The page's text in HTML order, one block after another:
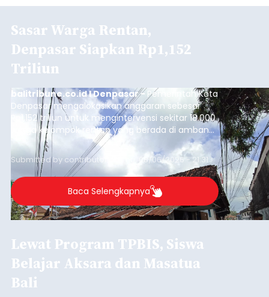
Sasar Warga Rentan,
Denpasar Siapkan Rp1,152
Triliun
balitribune.co.id I Denpasar - Pemerintah Kota
Denpasar mengalokasikan anggaran sebesar
Rp1,152 triliun untuk mengintervensi sekitar 18.000
warga kelompok rentan yang berada di ambang
garis kemiskinan. Langkah strategis ini diambil
guna menjaga masyarakat yang berada pada
kelompok desil 5 dan 6 tersebut agar tidak
merosot ke kategori miskin.
Submitted by contributor Thu, 08/06/2026 - 21:31
Baca Selengkapnya
Lewat Program TPBIS, Siswa
Belajar Aksara dan Masatua
Bali